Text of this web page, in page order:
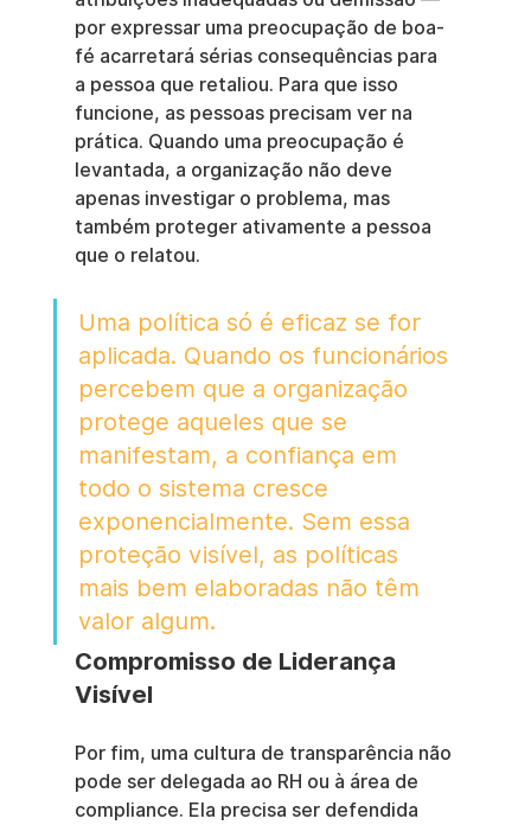
por expressar uma preocupação de boa-
fé acarretará sérias consequências para
a pessoa que retaliou. Para que isso
funcione, as pessoas precisam ver na
prática. Quando uma preocupação é
levantada, a organização não deve
apenas investigar o problema, mas
também proteger ativamente a pessoa
que o relatou.
Uma política só é eficaz se for
aplicada. Quando os funcionários
percebem que a organização
protege aqueles que se
manifestam, a confiança em
todo o sistema cresce
exponencialmente. Sem essa
proteção visível, as políticas
mais bem elaboradas não têm
valor algum.
Compromisso de Liderança
Visível
Por fim, uma cultura de transparência não
pode ser delegada ao RH ou à área de
compliance. Ela precisa ser defendida